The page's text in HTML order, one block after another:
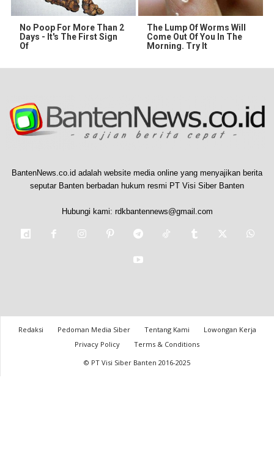
No Poop For More Than 2
Days - It's The First Sign
Of
The Lump Of Worms Will
Come Out Of You In The
Morning. Try It
BantenNews.co.id adalah website media online yang menyajikan berita
seputar Banten berbadan hukum resmi PT Visi Siber Banten
Hubungi kami: rdkbantennews@gmail.com
Redaksi Pedoman Media Siber Tentang Kami
Lowongan Kerja
Privacy Policy
Terms & Conditions
© PT Visi Siber Banten 2016-2025